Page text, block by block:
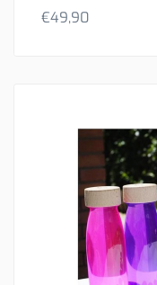
€49,90